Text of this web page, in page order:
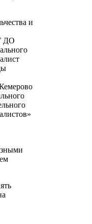
и
ДО